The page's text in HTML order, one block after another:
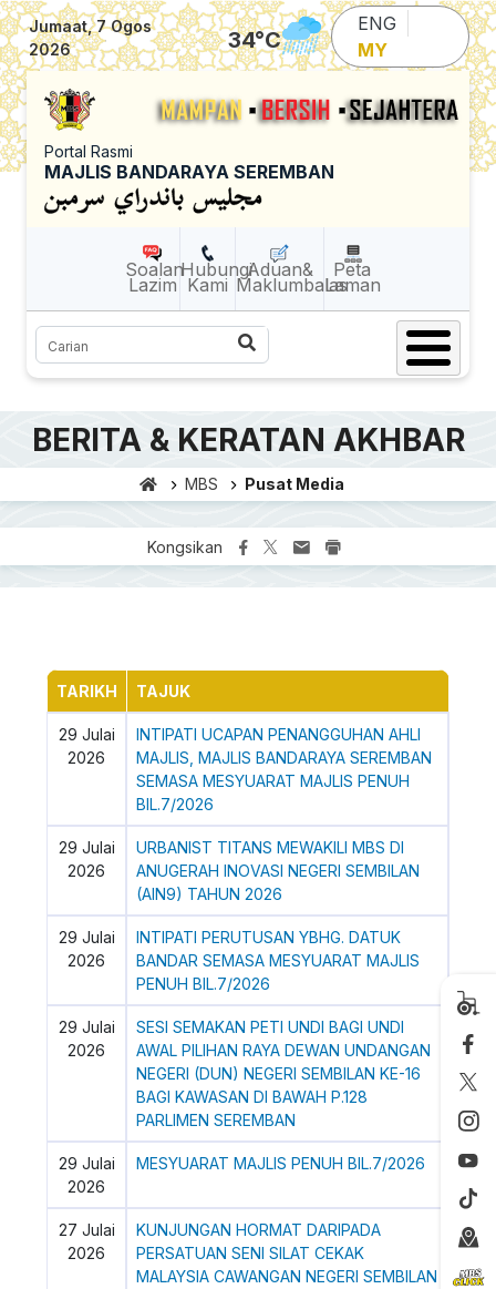
Skip to main content
Jumaat, 7 Ogos
2026
34°C
ENG
MY
Portal Rasmi
MAJLIS BANDARAYA SEREMBAN
Soalan
Lazim
Hubungi
Kami
Aduan&
Maklumbalas
Peta
Laman
Carian
BERITA & KERATAN AKHBAR
MBS Pusat Media
Kongsikan
TARIKH TAJUK
29 Julai
2026
INTIPATI UCAPAN PENANGGUHAN AHLI
MAJLIS, MAJLIS BANDARAYA SEREMBAN
SEMASA MESYUARAT MAJLIS PENUH
BIL.7/2026
29 Julai
2026
URBANIST TITANS MEWAKILI MBS DI
ANUGERAH INOVASI NEGERI SEMBILAN
(AIN9) TAHUN 2026
29 Julai
2026
INTIPATI PERUTUSAN YBHG. DATUK
BANDAR SEMASA MESYUARAT MAJLIS
PENUH BIL.7/2026
29 Julai
2026
SESI SEMAKAN PETI UNDI BAGI UNDI
AWAL PILIHAN RAYA DEWAN UNDANGAN
NEGERI (DUN) NEGERI SEMBILAN KE-16
BAGI KAWASAN DI BAWAH P.128
PARLIMEN SEREMBAN
29 Julai
2026
MESYUARAT MAJLIS PENUH BIL.7/2026
27 Julai
2026
KUNJUNGAN HORMAT DARIPADA
PERSATUAN SENI SILAT CEKAK
MALAYSIA CAWANGAN NEGERI SEMBILAN